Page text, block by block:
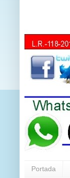
Portada